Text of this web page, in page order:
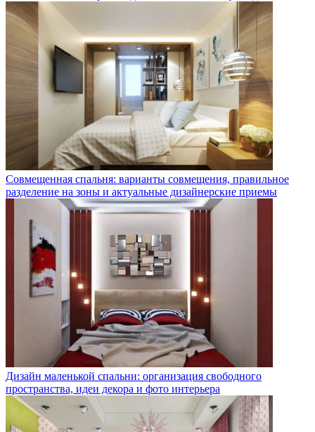
Совмещенная спальня: варианты совмещения, правильное
разделение на зоны и актуальные дизайнерские приемы
Дизайн маленькой спальни: организация свободного
пространства, идеи декора и фото интерьера